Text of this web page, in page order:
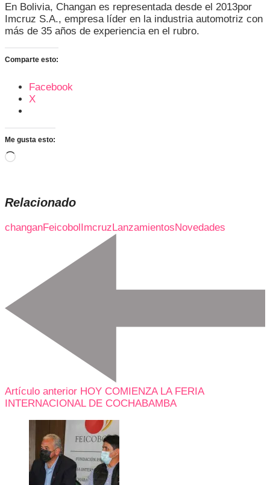
En Bolivia, Changan es representada desde el 2013por
Imcruz S.A., empresa líder en la industria automotriz con
más de 35 años de experiencia en el rubro.
Comparte esto:
Facebook
X
Me gusta esto:
Cargando...
Relacionado
changanFeicobol Imcruz LanzamientosNovedades
Artículo anterior HOY COMIENZA LA FERIA
INTERNACIONAL DE COCHABAMBA